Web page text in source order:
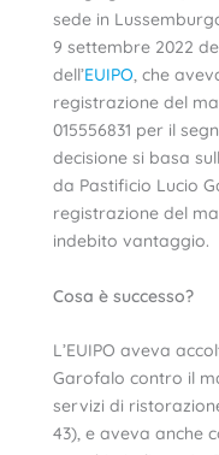
sede in
9 settembre 2022
dell’EUIPO, che
registrazione del
015556831 per il
decisione si basa
da Pastificio Lucio
registrazione del
indebito vantaggio.
Cosa è successo?
L’EUIPO aveva
Garofalo contro il
servizi di
43), e aveva anche